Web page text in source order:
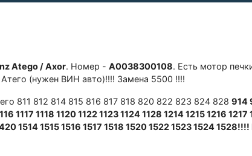
Atеgо / Ахor. Hoмep - А0038300108. Есть мотоp
(нужен BИH авто)!!!! Заменa 5500 !!!!
811 812 814 815 816 817 818 820 822 823 824 828 914
1117 1118 1120 1122 1123 1124 1128 1214 1215 1216
1514 1515 1516 1517 1518 1520 1522 1523 1524